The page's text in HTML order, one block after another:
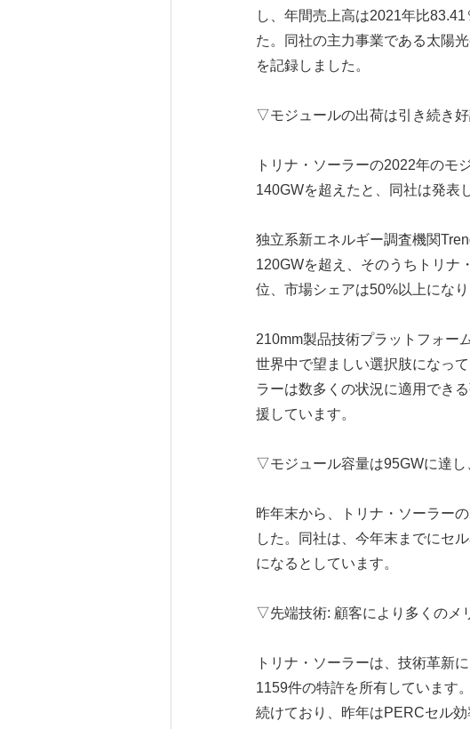
し、年間売上高は2021年比
た。同社の主力事業である太陽
を記録しました。
▽モジュールの出荷は引き続き好
トリナ・ソーラーの2022年のモ
140GWを超えたと、同社は発表
独立系新エネルギー調査機関
120GWを超え、そのうちトリナ
位、市場シェアは50%以上になり
210mm製品技術プラットフォー
世界中で望ましい選択肢になっ
ラーは数多くの状況に適用でき
援しています。
▽モジュール容量は95GWに達し
昨年末から、トリナ・ソーラー
した。同社は、今年末までにセ
になるとしています。
▽先端技術: 顧客により多くのメ
トリナ・ソーラーは、技術革新
1159件の特許を所有しています
続けており、昨年はPERCセル